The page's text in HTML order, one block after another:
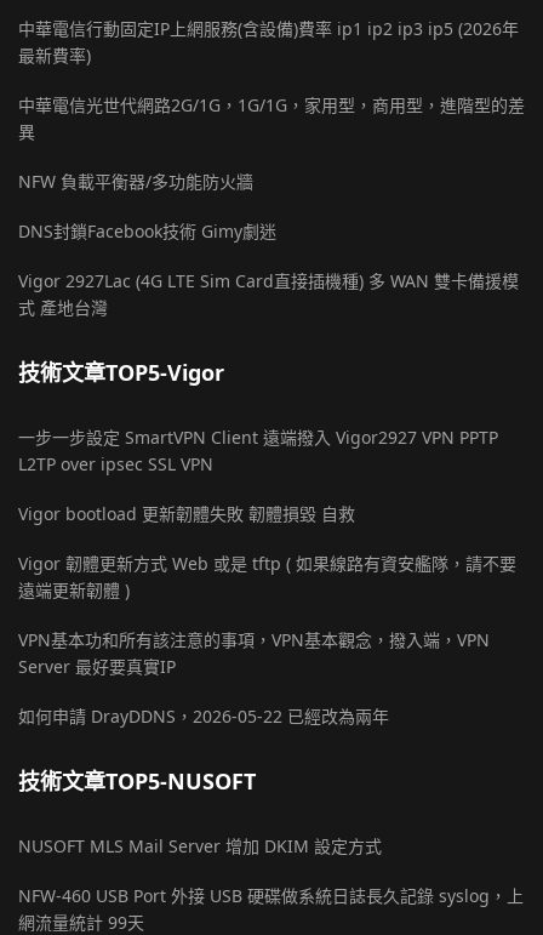
中華電信行動固定IP上網服務(含設備)費率 ip1 ip2 ip3 ip5 (2026年
最新費率)
中華電信光世代網路2G/1G，1G/1G，家用型，商用型，進階型的差
異
NFW 負載平衡器/多功能防火牆
DNS封鎖Facebook技術 Gimy劇迷
Vigor 2927Lac (4G LTE Sim Card直接插機種) 多 WAN 雙卡備援模
式 產地台灣
技術文章TOP5-Vigor
一步一步設定 SmartVPN Client 遠端撥入 Vigor2927 VPN PPTP
L2TP over ipsec SSL VPN
Vigor bootload 更新韌體失敗 韌體損毀 自救
Vigor 韌體更新方式 Web 或是 tftp ( 如果線路有資安艦隊，請不要
遠端更新韌體 )
VPN基本功和所有該注意的事項，VPN基本觀念，撥入端，VPN
Server 最好要真實IP
如何申請 DrayDDNS，2026-05-22 已經改為兩年
技術文章TOP5-NUSOFT
NUSOFT MLS Mail Server 增加 DKIM 設定方式
NFW-460 USB Port 外接 USB 硬碟做系統日誌長久記錄 syslog，上
網流量統計 99天